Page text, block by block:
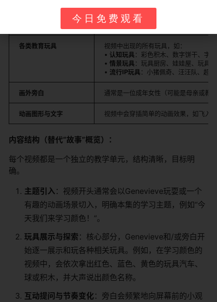
中心人物：Genevieve 一位真实的小女孩（在不同时期视频中
各类教育玩具
视频中出现的所有玩具，如：
• 认知玩具 ：彩色积木、数字饼干、字
• 情景玩具 ：玩具厨房、娃娃屋、玩具
• 流行IP玩具 ：小猪佩奇、汪汪队、超
画外旁白 通常是一位成年女性（可能是母亲或教
动画图形与文字 视频中会穿插简单的动画效果，如飞入
内容结构（替代“故事”概览）：
每个视频都是一个独立的教学单元，结构清晰，目标明
确。
主题引入 ：视频开头通常会以Genevieve玩耍或一个
有趣的动画场景切入，明确本集的学习主题，例如“今
天我们来学习颜色！”。
玩具展示与探索 ：核心部分，Genevieve和/或旁白开
始逐一展示和玩各种相关玩具。例如，在学习颜色的
视频中，会依次拿出红色、蓝色、黄色的玩具汽车、
球或积木，并大声说出颜色名称。
互动提问与节奏变化 ：旁白会频繁地向屏幕前的小观
今日免费观看